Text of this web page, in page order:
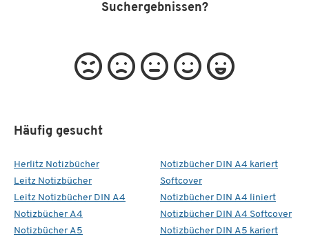
Suchergebnissen?
Häufig gesucht
Herlitz Notizbücher
Leitz Notizbücher
Leitz Notizbücher DIN A4
Notizbücher A4
Notizbücher A5
Notizbücher DIN A4 kariert
Softcover
Notizbücher DIN A4 liniert
Notizbücher DIN A4 Softcover
Notizbücher DIN A5 kariert